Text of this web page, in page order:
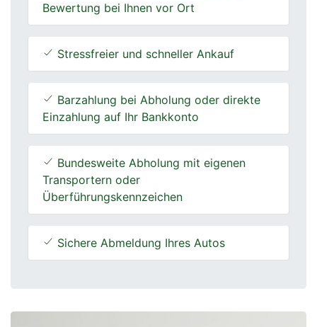
Bewertung bei Ihnen vor Ort
Stressfreier und schneller Ankauf
Barzahlung bei Abholung oder direkte
Einzahlung auf Ihr Bankkonto
Bundesweite Abholung mit eigenen
Transportern oder
Überführungskennzeichen
Sichere Abmeldung Ihres Autos